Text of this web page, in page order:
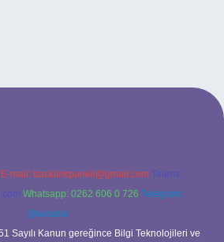
E-mail: backlinkpaneli@gmail.com Teams:
Whatsapp: 0262 606 0 726 Telegram:
@karabul
Sayılı Kanun gereğince Bilgi Teknolojileri ve